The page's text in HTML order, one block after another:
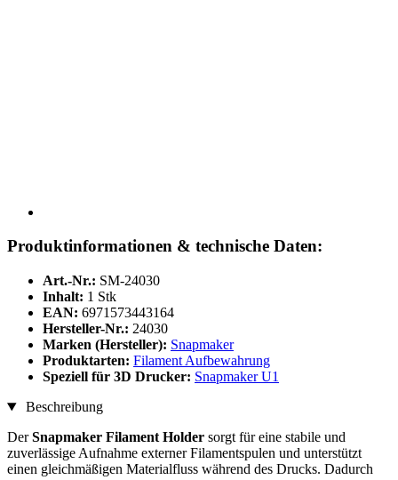
Produktinformationen & technische Daten:
Art.-Nr.: SM-24030
Inhalt: 1 Stk
EAN: 6971573443164
Hersteller-Nr.: 24030
Marken (Hersteller): Snapmaker
Produktarten: Filament Aufbewahrung
Speziell für 3D Drucker: Snapmaker U1
Beschreibung
DerSnapmaker Filament Holder sorgt für eine stabile und
zuverlässige Aufnahme externer Filamentspulen und unterstützt
einen gleichmäßigen Materialfluss während des Drucks. Dadurch